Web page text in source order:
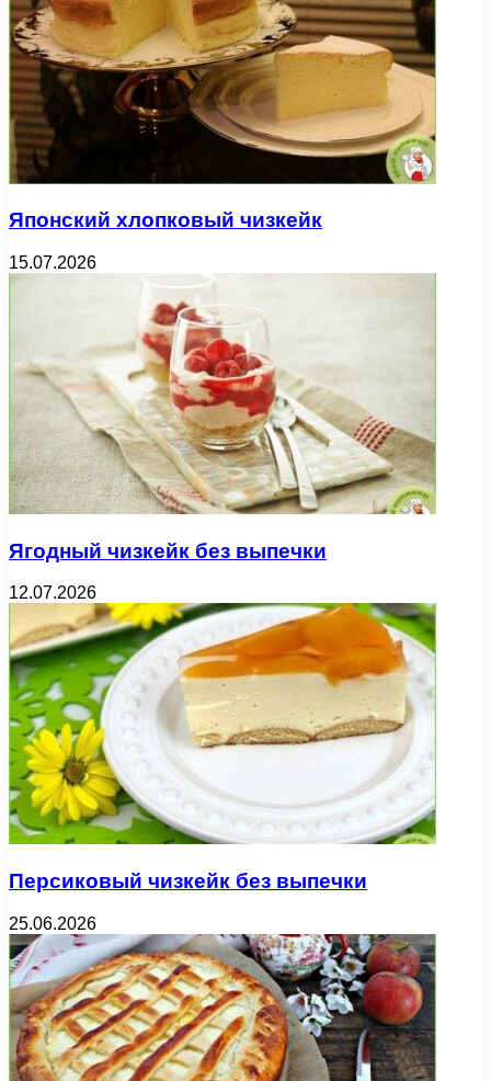
Японский хлопковый чизкейк
15.07.2026
Ягодный чизкейк без выпечки
12.07.2026
Персиковый чизкейк без выпечки
25.06.2026